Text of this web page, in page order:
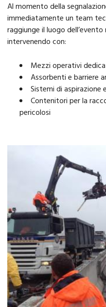
Al momento della
immediatamente un team
raggiunge il luogo dell’evento
intervenendo con:
Mezzi operativi
Assorbenti e barriere
Sistemi di aspirazione
Contenitori per la
pericolosi